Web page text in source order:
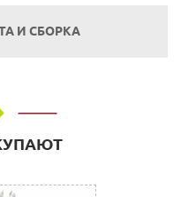
И СБОРКА
в салоне по
ул. Невзоровых, д.64,
и юридических лиц.